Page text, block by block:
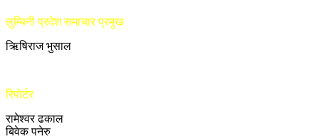
लुम्बिनी प्रदेश समाचार प्रमुख
ऋिषिराज भुसाल
रिपोर्टर
रामेश्वर ढकाल
बिवेक पनेरु